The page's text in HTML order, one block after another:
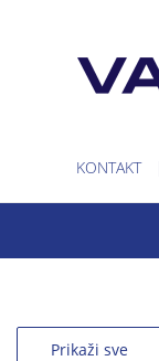
KONTAKT
Prikaži sve